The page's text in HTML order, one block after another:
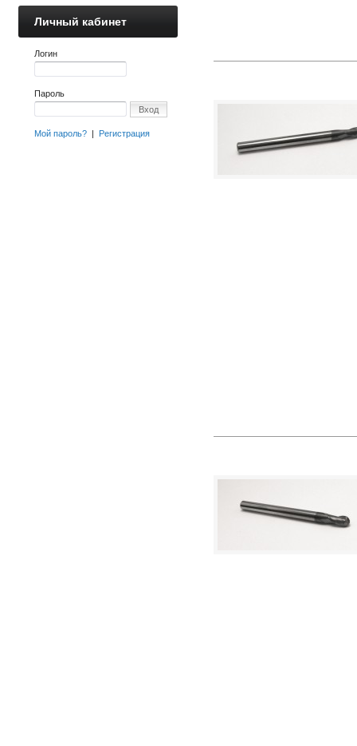
Личный кабинет
Логин
Пароль
Вход
Мой пароль? | Регистрация